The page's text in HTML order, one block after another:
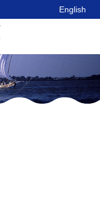
English